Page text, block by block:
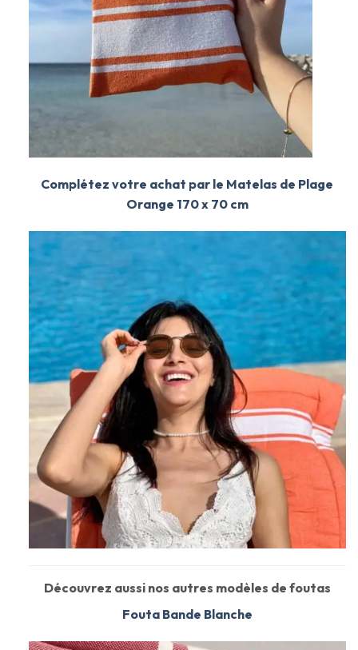
Complétez votre achat par le Matelas de Plage
Orange 170 x 70 cm
Découvrez aussi nos autres modèles de foutas
Fouta Bande Blanche